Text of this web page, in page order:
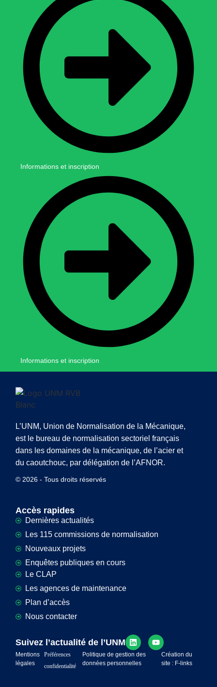
Informations et inscription
Informations et inscription
L’UNM, Union de Normalisation de la Mécanique,
est le bureau de normalisation sectoriel français
dans les domaines de la mécanique, de l’acier et
du caoutchouc, par délégation de l’AFNOR.
© 2026 - Tous droits réservés
Accès rapides
Dernières actualités
Les 115 commissions de normalisation
Nouveaux projets
Enquêtes publiques en cours
Le CLAP
Les agences de maintenance
Plan d’accès
Nous contacter
Suivez l’actualité de l’UNM
Mentions
légales
Préférences
confidentialité
Politique de gestion des
données personnelles
Création du
site : F-links